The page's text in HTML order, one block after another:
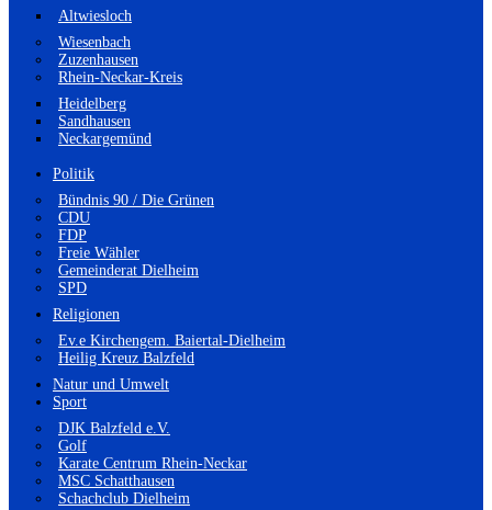
Altwiesloch
Wiesenbach
Zuzenhausen
Rhein-Neckar-Kreis
Heidelberg
Sandhausen
Neckargemünd
Politik
Bündnis 90 / Die Grünen
CDU
FDP
Freie Wähler
Gemeinderat Dielheim
SPD
Religionen
Ev.e Kirchengem. Baiertal-Dielheim
Heilig Kreuz Balzfeld
Natur und Umwelt
Sport
DJK Balzfeld e.V.
Golf
Karate Centrum Rhein-Neckar
MSC Schatthausen
Schachclub Dielheim